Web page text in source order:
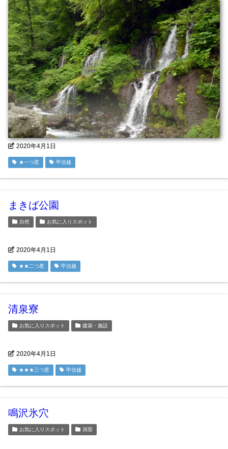
2020年4月1日
★一つ星 甲信越
まきば公園
自然 お気に入りスポット
2020年4月1日
★★二つ星 甲信越
清泉寮
お気に入りスポット 建築・施設
2020年4月1日
★★★三つ星 甲信越
鳴沢氷穴
お気に入りスポット 洞窟